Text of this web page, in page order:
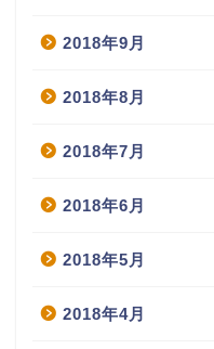
2018年9月
2018年8月
2018年7月
2018年6月
2018年5月
2018年4月